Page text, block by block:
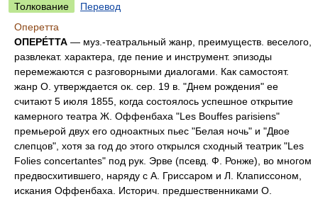
Толкование
Перевод
Оперетта
ОПЕРЕ́ТТА — муз.-театральный жанр, преимуществ. веселого,
развлекат. характера, где пение и инструмент. эпизоды
перемежаются с разговорными диалогами. Как самостоят.
жанр О. утверждается ок. сер. 19 в. "Днем рождения" ее
считают 5 июля 1855, когда состоялось успешное открытие
камерного театра Ж. Оффенбаха "Les Bouffes parisiens"
премьерой двух его одноактных пьес "Белая ночь" и "Двое
слепцов", хотя за год до этого открылся сходный театрик "Les
Folies concertantes" под рук. Эрве (псевд. Ф. Ронже), во многом
предвосхитившего, наряду с А. Гриссаром и Л. Клаписсоном,
искания Оффенбаха. Историч. предшественниками О.